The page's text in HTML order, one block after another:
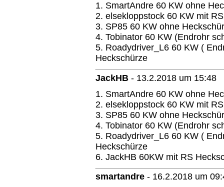
1. SmartAndre 60 KW ohne
2. elsekloppstock 60 KW mit
3. SP85 60 KW ohne
4. Tobinator 60 KW (Endrohr
5. Roadydriver_L6 60 KW (
Heckschürze
JackHB - 13.2.2018 um 15:48
1. SmartAndre 60 KW ohne
2. elsekloppstock 60 KW mit
3. SP85 60 KW ohne
4. Tobinator 60 KW (Endrohr
5. Roadydriver_L6 60 KW (
Heckschürze
6. JackHB 60KW mit RS
smartandre - 16.2.2018 um